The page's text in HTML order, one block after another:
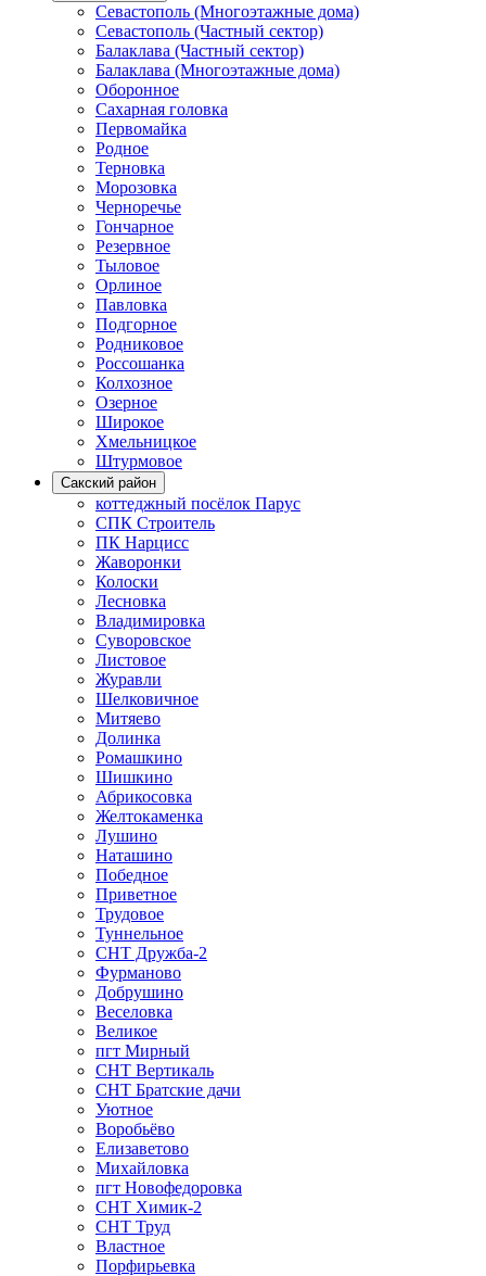
Севастополь (Многоэтажные дома)
Севастополь (Частный сектор)
Балаклава (Частный сектор)
Балаклава (Многоэтажные дома)
Оборонное
Сахарная головка
Первомайка
Родное
Терновка
Морозовка
Черноречье
Гончарное
Резервное
Тыловое
Орлиное
Павловка
Подгорное
Родниковое
Россошанка
Колхозное
Озерное
Широкое
Хмельницкое
Штурмовое
Сакский район
коттеджный посёлок Парус
СПК Строитель
ПК Нарцисс
Жаворонки
Колоски
Лесновка
Владимировка
Суворовское
Листовое
Журавли
Шелковичное
Митяево
Долинка
Ромашкино
Шишкино
Абрикосовка
Желтокаменка
Лушино
Наташино
Победное
Приветное
Трудовое
Туннельное
СНТ Дружба-2
Фурманово
Добрушино
Веселовка
Великое
пгт Мирный
СНТ Вертикаль
СНТ Братские дачи
Уютное
Воробьёво
Елизаветово
Михайловка
пгт Новофедоровка
СНТ Химик-2
СНТ Труд
Властное
Порфирьевка